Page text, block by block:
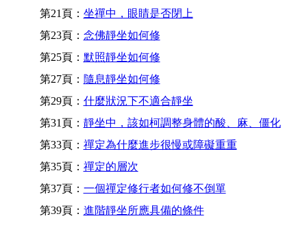
第21頁： 坐禪中，眼睛是否閉上
第23頁： 念佛靜坐如何修
第25頁： 默照靜坐如何修
第27頁： 隨息靜坐如何修
第29頁： 什麼狀況下不適合靜坐
第31頁： 靜坐中，該如柯調整身體的酸、麻、僵化
第33頁： 禪定為什麼進步很慢或障礙重重
第35頁： 禪定的層次
第37頁： 一個禪定修行者如何修不倒單
第39頁： 進階靜坐所應具備的條件